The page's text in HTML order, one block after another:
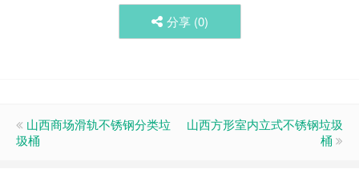
分享 (0)
山西商场滑轨不锈钢分类垃
圾桶
山西方形室内立式不锈钢垃圾
桶